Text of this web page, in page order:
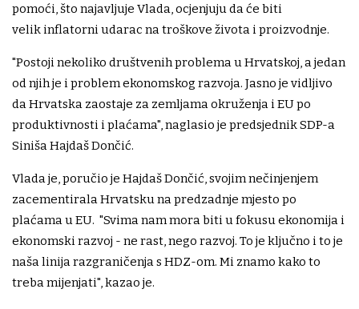
pomoći, što najavljuje Vlada, ocjenjuju da će biti
velik inflatorni udarac na troškove života i proizvodnje.
"Postoji nekoliko društvenih problema u Hrvatskoj, a jedan
od njih je i problem ekonomskog razvoja. Jasno je vidljivo
da Hrvatska zaostaje za zemljama okruženja i EU po
produktivnosti i plaćama", naglasio je predsjednik SDP-a
Siniša Hajdaš Dončić.
Vlada je, poručio je Hajdaš Dončić, svojim nečinjenjem
zacementirala Hrvatsku na predzadnje mjesto po
plaćama u EU. "Svima nam mora biti u fokusu ekonomija i
ekonomski razvoj - ne rast, nego razvoj. To je ključno i to je
naša linija razgraničenja s HDZ-om. Mi znamo kako to
treba mijenjati", kazao je.